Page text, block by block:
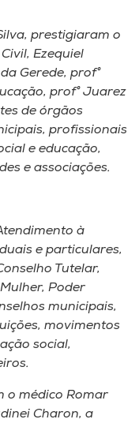
prestigiaram o
Ezequiel
Gerede, prof°
prof° Juarez
de órgãos
profissionais
e educação,
e associações.
à
e particulares,
Tutelar,
Poder
municipais,
movimentos
social,
o médico Romar
Charon, a